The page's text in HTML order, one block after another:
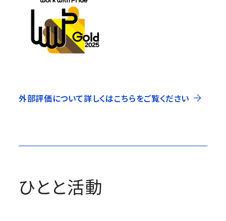
外部評価について詳しくはこちらをご覧ください
ひとと活動